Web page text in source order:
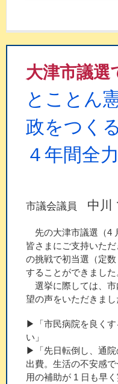
大津市議選
とことん
政をつく
４年間全
市議会議員 中川
先の大津市議選（4
皆さまにご支持いた
の挑戦で初当選（定数
することができました
選挙に際しては、市
望の声をいただきまし
▶「市民病院を良くす
い」
▶「先日転倒し、通院
出費。生活の不安感
用の補助が 1 日も早